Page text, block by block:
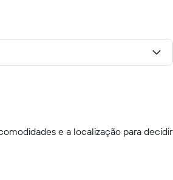
e a localização para decidir